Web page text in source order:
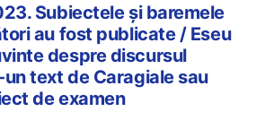
Subiectele și baremele
au fost publicate / Eseu
despre discursul
text de Caragiale sau
de examen